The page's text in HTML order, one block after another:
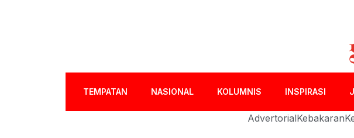
TEMPATAN NASIONAL KOLUMNIS INSPIRASI
AdvertorialKebakaran